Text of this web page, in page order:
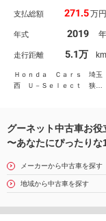
Ｃ・ドラレコ・バックカ
ワンオーナー車 本革シ
－ト Ｂｌｕｅｔｏｏｔ
ｈオーディオ Ｒカメ
ラ フルセグテレビ
支払総額 271.5万円
年式 2019 年
走行距離 5.1万 km
Ｈｏｎｄａ Ｃａｒｓ 埼玉
西 Ｕ－Ｓｅｌｅｃｔ 狭山
グーネット中古車お役
〜あなたにぴったりな
メーカーから中古車を探す
地域から中古車を探す